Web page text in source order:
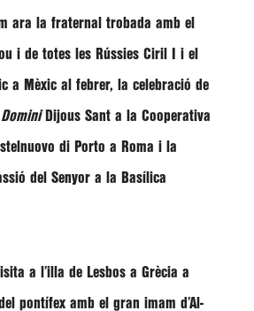
ara la fraternal trobada amb el
i de totes les Rússies Ciril I i el
a Mèxic al febrer, la celebració de
Dijous Sant a la Cooperativa
di Porto a Roma i la
del Senyor a la Basílica
a l’illa de Lesbos a Grècia a
pontífex amb el gran imam d’Al-